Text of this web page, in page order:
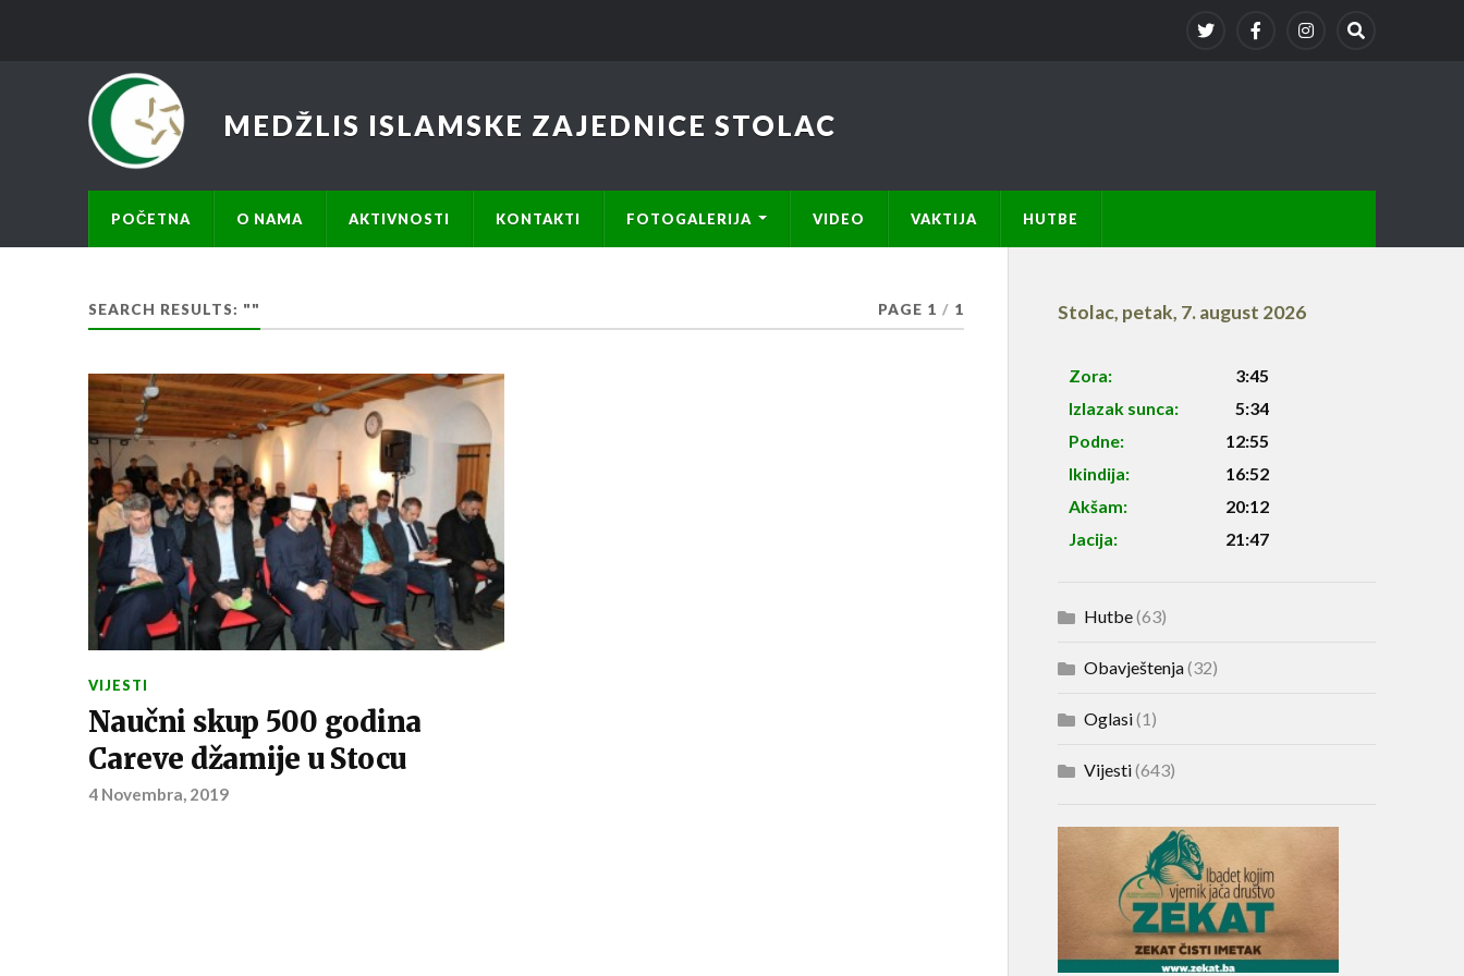
MEDŽLIS ISLAMSKE ZAJEDNICE STOLAC
POČETNA O NAMA AKTIVNOSTI KONTAKTI FOTOGALERIJA VIDEO VAKTIJA HUTBE
SEARCH RESULTS: "" PAGE 1 / 1
VIJESTI
Naučni skup 500 godina
Careve džamije u Stocu
4 Novembra, 2019
Stolac, petak, 7. august 2026
Zora:
3:45
Izlazak sunca:
5:34
Podne:
12:55
Ikindija:
16:52
Akšam:
20:12
Jacija:
21:47
Hutbe(63)
Obavještenja(32)
Oglasi(1)
Vijesti(643)